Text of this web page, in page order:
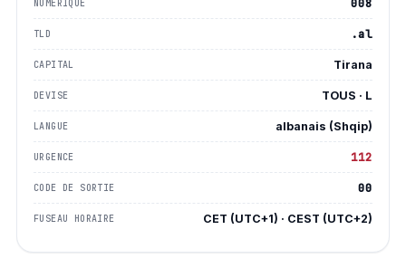
NUMÉRIQUE 008
TLD .al
CAPITAL Tirana
DEVISE TOUS · L
LANGUE albanais (Shqip)
URGENCE 112
CODE DE SORTIE 00
FUSEAU HORAIRE CET (UTC+1) · CEST (UTC+2)